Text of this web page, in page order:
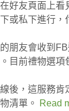
好友頁面上看
或私下進行
朋友會收到FB
目前禮物選項
後，這服務肯
清單。
Read